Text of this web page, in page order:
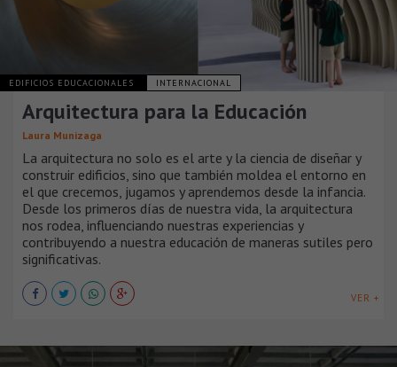
EDIFICIOS EDUCACIONALES INTERNACIONAL
Arquitectura para la Educación
Laura Munizaga
La arquitectura no solo es el arte y la ciencia de diseñar y
construir edificios, sino que también moldea el entorno en
el que crecemos, jugamos y aprendemos desde la infancia.
Desde los primeros días de nuestra vida, la arquitectura
nos rodea, influenciando nuestras experiencias y
contribuyendo a nuestra educación de maneras sutiles pero
significativas.
VER +